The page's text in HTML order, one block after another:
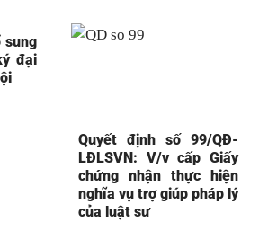
sung
đại
Quyết định số 99/QĐ-
LĐLSVN: V/v cấp Giấy
chứng nhận thực hiện
nghĩa vụ trợ giúp pháp lý
của luật sư